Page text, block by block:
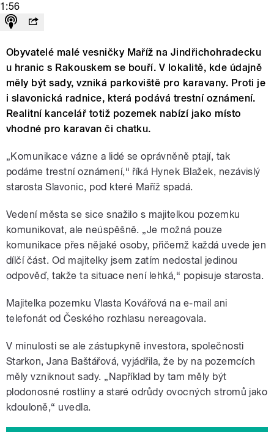
1:56
Obyvatelé malé vesničky Maříž na Jindřichohradecku
u hranic s Rakouskem se bouří. V lokalitě, kde údajně
měly být sady, vzniká parkoviště pro karavany. Proti je
i slavonická radnice, která podává trestní oznámení.
Realitní kancelář totiž pozemek nabízí jako místo
vhodné pro karavan či chatku.
„Komunikace vázne a lidé se oprávněně ptají, tak
podáme trestní oznámení,“ říká Hynek Blažek, nezávislý
starosta Slavonic, pod které Maříž spadá.
Vedení města se sice snažilo s majitelkou pozemku
komunikovat, ale neúspěšně. „Je možná pouze
komunikace přes nějaké osoby, přičemž každá uvede jen
dílčí část. Od majitelky jsem zatím nedostal jedinou
odpověď, takže ta situace není lehká,“ popisuje starosta.
Majitelka pozemku Vlasta Kovářová na e-mail ani
telefonát od Českého rozhlasu nereagovala.
V minulosti se ale zástupkyně investora, společnosti
Starkon, Jana Baštářová, vyjádřila, že by na pozemcích
měly vzniknout sady. „Například by tam měly být
plodonosné rostliny a staré odrůdy ovocných stromů jako
kdouloně,“ uvedla.